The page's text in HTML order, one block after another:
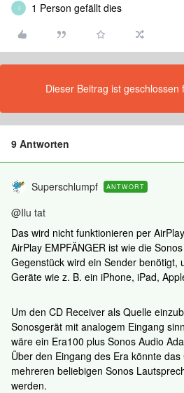
I 1 Person gefällt dies
Dieser Beitrag ist geschlossen
9 Antworten
Superschlumpf ANTWORT
@Ilu tat
Das wird nicht funktionieren per
AirPlay EMPFÄNGER ist wie die
Gegenstück wird ein Sender benötigt,
Geräte wie z. B. ein iPhone, iPad,
Um den CD Receiver als Quelle
Sonosgerät mit analogem Eingang
wäre ein Era100 plus Sonos Audio
Über den Eingang des Era könnte
mehreren beliebigen Sonos
werden.